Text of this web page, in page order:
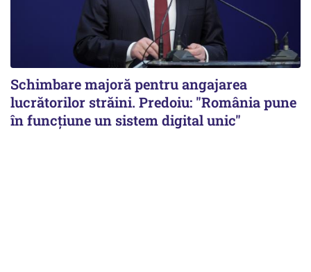
Schimbare majoră pentru angajarea
lucrătorilor străini. Predoiu: "România pune
în funcțiune un sistem digital unic"